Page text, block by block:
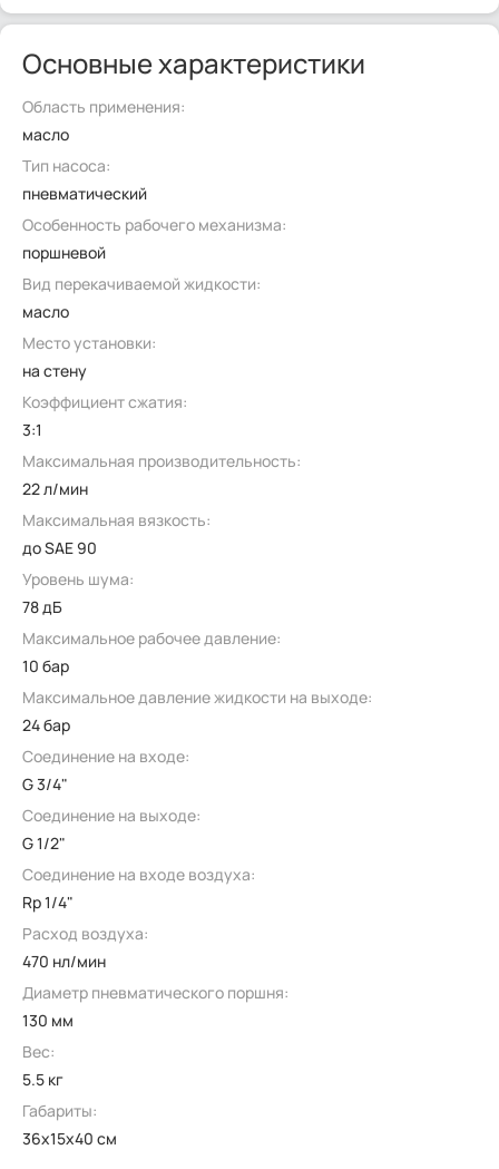
Основные характеристики
Область применения:
масло
Тип насоса:
пневматический
Особенность рабочего механизма:
поршневой
Вид перекачиваемой жидкости:
масло
Место установки:
на стену
Коэффициент сжатия:
3:1
Максимальная производительность:
22 л/мин
Максимальная вязкость:
до SAE 90
Уровень шума:
78 дБ
Максимальное рабочее давление:
10 бар
Максимальное давление жидкости на выходе:
24 бар
Соединение на входе:
G 3/4"
Соединение на выходе:
G 1/2"
Соединение на входе воздуха:
Rp 1/4"
Расход воздуха:
470 нл/мин
Диаметр пневматического поршня:
130 мм
Вес:
5.5 кг
Габариты:
36x15x40 см